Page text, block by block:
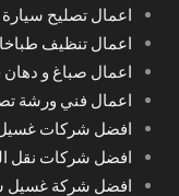
اعمال تصليح
اعمال تنظيف
اعمال صباغ و
اعمال فني ورشة
افضل شركات غسيل
افضل شركات نقل
افضل شركة غسيل